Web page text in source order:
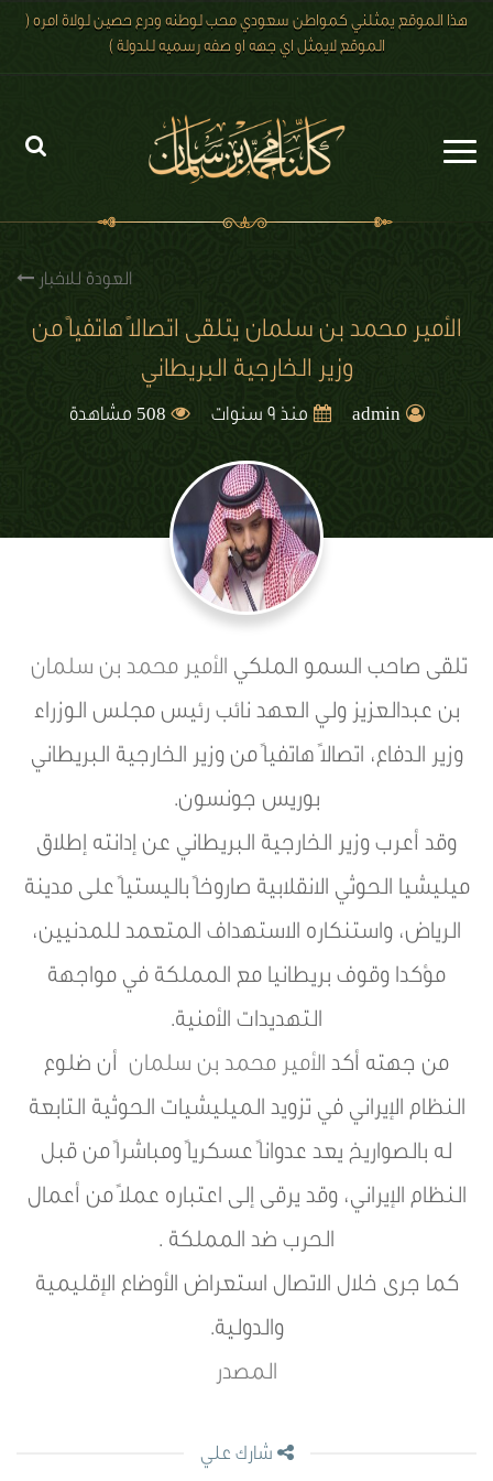
هذا الموقع يمثلني كمواطن سعودي محب لوطنه ودرع حصين لولاة امره (
الموقع لايمثل اي جهه او صفه رسميه للدولة )
رؤية 2030
العودة للاخبار
الأمير محمد بن سلمان يتلقى اتصالاً هاتفياً من
وزير الخارجية البريطاني
admin منذ 9 سنوات 508 مشاهدة
تلقى صاحب السمو الملكي الأمير محمد بن سلمان
بن عبدالعزيز ولي العهد نائب رئيس مجلس الوزراء
وزير الدفاع، اتصالاً هاتفياً من وزير الخارجية البريطاني
بوريس جونسون.
وقد أعرب وزير الخارجية البريطاني عن إدانته إطلاق
ميليشيا الحوثي الانقلابية صاروخاً باليستياً على مدينة
الرياض، واستنكاره الاستهداف المتعمد للمدنيين،
مؤكدا وقوف بريطانيا مع المملكة في مواجهة
التهديدات الأمنية.
من جهته أكد الأمير محمد بن سلمان أن ضلوع
النظام الإيراني في تزويد الميليشيات الحوثية التابعة
له بالصواريخ يعد عدواناً عسكرياً ومباشراً من قبل
النظام الإيراني، وقد يرقى إلى اعتباره عملاً من أعمال
الحرب ضد المملكة .
كما جرى خلال الاتصال استعراض الأوضاع الإقليمية
والدولية.
المصدر
شارك علي